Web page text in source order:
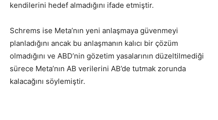
kendilerini hedef almadığını ifade etmiştir.
Schrems ise Meta’nın yeni anlaşmaya güvenmeyi
planladığını ancak bu anlaşmanın kalıcı bir çözüm
olmadığını ve ABD’nin gözetim yasalarının düzeltilmediği
sürece Meta’nın AB verilerini AB’de tutmak zorunda
kalacağını söylemiştir.